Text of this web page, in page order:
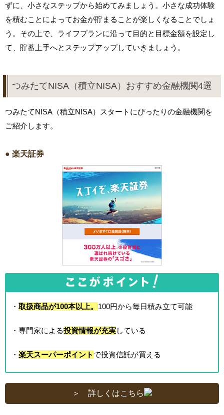
ずに、小さなステップから始めてみましょう。小さな成功体験
を積むことによってお金が貯まることが楽しくなることでしょ
う。その上で、ライフプランに沿って目的と目標金額を設定し
て、貯蓄上手へとステップアップしていきましょう。
つみたてNISA（積立NISA）おすすめ金融機関4選
つみたてNISA（積立NISA）スタートにぴったりの金融機関を
ご紹介します。
● 楽天証券
・ 取扱商品が100本以上。 100円から毎日積み立て可能
・専門家による投資情報が充実している
・ 楽天スーパーポイント で投資信託が買える
＞ 詳しくはこちら